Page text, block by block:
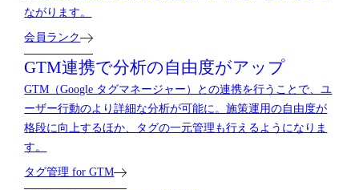
ながります。
会員ランク
GTM連携で分析の自由度がアップ
GTM（Google タグマネージャー）との連携を行うことで、ユ
ーザー行動のより詳細な分析が可能に。施策運用の自由度が
格段に向上するほか、タグの一元管理も行えるようになりま
す。
タグ管理 for GTM